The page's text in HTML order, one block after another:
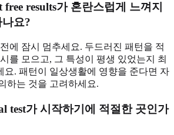
results가 혼란스럽게 느껴지
요?
에 잠시 멈추세요. 두드러진 패턴을 적
를 모으고, 그 특성이 평생 있었는지 최
요. 패턴이 일상생활에 영향을 준다면 자
하는 것을 고려하세요.
test가 시작하기에 적절한 곳인가